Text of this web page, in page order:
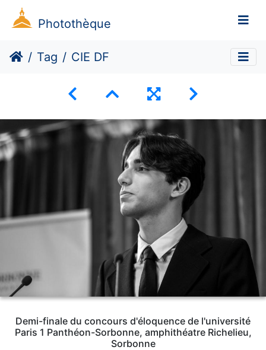
Photothèque
Tag CIE DF
Demi-finale du concours d'éloquence de l'université
Paris 1 Panthéon-Sorbonne, amphithéatre Richelieu,
Sorbonne